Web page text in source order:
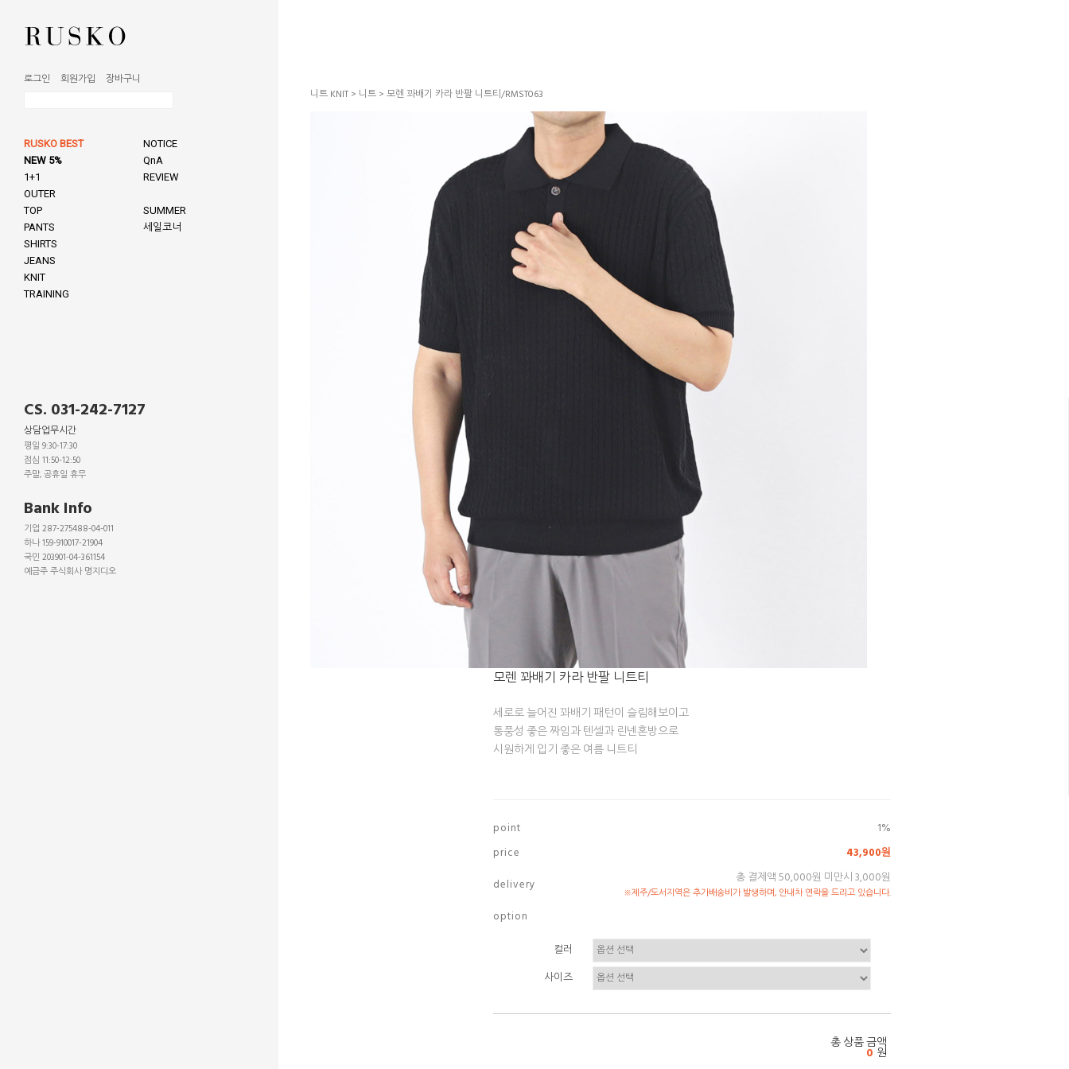
로그인 회원가입 장바구니
RUSKO BEST
NEW 5%
1+1
OUTER
TOP
PANTS
SHIRTS
JEANS
KNIT
TRAINING
NOTICE
QnA
REVIEW
SUMMER
세일코너
CS. 031-242-7127
상담업무시간
평일 9:30-17:30
점심 11:50-12:50
주말, 공휴일 휴무
Bank Info
기업 287-275488-04-011
하나 159-910017-21904
국민 203901-04-361154
예금주 주식회사 명지디오
니트 KNIT > 니트 > 모렌 꽈배기 카라 반팔 니트티/RMST063
모렌 꽈배기 카라 반팔 니트티
세로로 늘어진 꽈배기 패턴이 슬림해보이고
통풍성 좋은 짜임과 텐셀과 린넨혼방으로
시원하게 입기 좋은 여름 니트티
p o i n t
1%
p r i c e
43,900원
d e l i v e r y
총 결제액 50,000원 미만시 3,000원
※제주/도서지역은 추가배송비가 발생하며, 안내차 연락을 드리고 있습니다.
o p t i o n
컬러
사이즈
총 상품 금액
0 원